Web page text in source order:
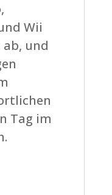
Wii
und
Tag im